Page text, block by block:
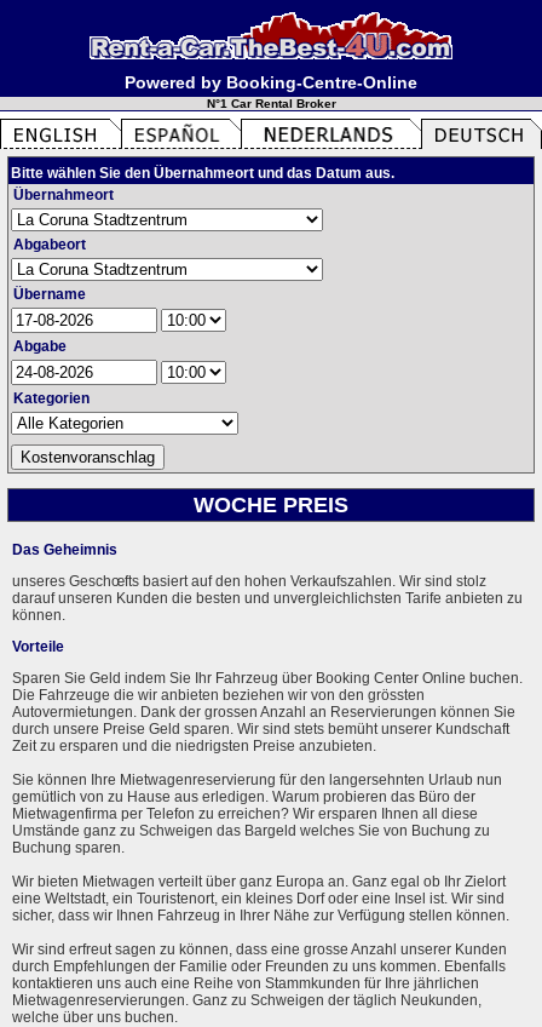
Powered by Booking-Centre-Online
N°1 Car Rental Broker
Bitte wählen Sie den Übernahmeort und das Datum aus.
Übernahmeort
Abgabeort
Übername
Abgabe
Kategorien
WOCHE PREIS
Das Geheimnis
unseres Geschœfts basiert auf den hohen Verkaufszahlen. Wir sind stolz
darauf unseren Kunden die besten und unvergleichlichsten Tarife anbieten zu
können.
Vorteile
Sparen Sie Geld indem Sie Ihr Fahrzeug über Booking Center Online buchen.
Die Fahrzeuge die wir anbieten beziehen wir von den grössten
Autovermietungen. Dank der grossen Anzahl an Reservierungen können Sie
durch unsere Preise Geld sparen. Wir sind stets bemüht unserer Kundschaft
Zeit zu ersparen und die niedrigsten Preise anzubieten.
Sie können Ihre Mietwagenreservierung für den langersehnten Urlaub nun
gemütlich von zu Hause aus erledigen. Warum probieren das Büro der
Mietwagenfirma per Telefon zu erreichen? Wir ersparen Ihnen all diese
Umstände ganz zu Schweigen das Bargeld welches Sie von Buchung zu
Buchung sparen.
Wir bieten Mietwagen verteilt über ganz Europa an. Ganz egal ob Ihr Zielort
eine Weltstadt, ein Touristenort, ein kleines Dorf oder eine Insel ist. Wir sind
sicher, dass wir Ihnen Fahrzeug in Ihrer Nähe zur Verfügung stellen können.
Wir sind erfreut sagen zu können, dass eine grosse Anzahl unserer Kunden
durch Empfehlungen der Familie oder Freunden zu uns kommen. Ebenfalls
kontaktieren uns auch eine Reihe von Stammkunden für Ihre jährlichen
Mietwagenreservierungen. Ganz zu Schweigen der täglich Neukunden,
welche über uns buchen.